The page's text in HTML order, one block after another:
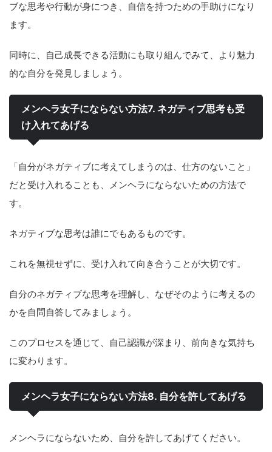
ブな思考や行動が身につき、自信を持つための手助けになり
ます。
同時に、自己成長できる活動にも取り組んでみて、より魅力
的な自分を発見しましょう。
メンヘラ女子にならない方法7. ネガティブ思考も受
け入れてあげる
「自分がネガティブに考えてしまうのは、仕方のないこと」
だと受け入れることも、メンヘラにならないための方法で
す。
ネガティブな思考は誰にでもあるものです。
これを無視せずに、受け入れて向き合うことが大切です。
自分のネガティブな思考を理解し、なぜそのように考えるの
かを自問自答してみましょう。
このプロセスを通じて、自己認識が深まり、前向きな気持ち
に変わります。
メンヘラ女子にならない方法8. 自分を許してあげる
メンヘラにならないため、自分を許してあげてください。